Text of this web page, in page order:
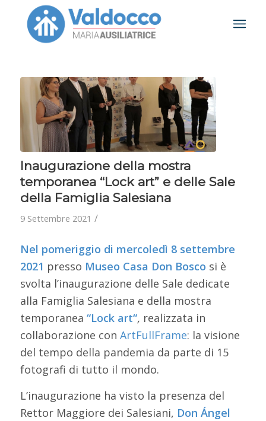
Inaugurazione della mostra
temporanea “Lock art” e delle Sale
della Famiglia Salesiana
9 Settembre 2021 /
Nel pomeriggio di mercoledì 8 settembre
2021 presso Museo Casa Don Bosco si è
svolta l’inaugurazione delle Sale dedicate
alla Famiglia Salesiana e della mostra
temporanea “Lock art“, realizzata in
collaborazione con ArtFullFrame: la visione
del tempo della pandemia da parte di 15
fotografi di tutto il mondo.
L’inaugurazione ha visto la presenza del
Rettor Maggiore dei Salesiani, Don Ángel